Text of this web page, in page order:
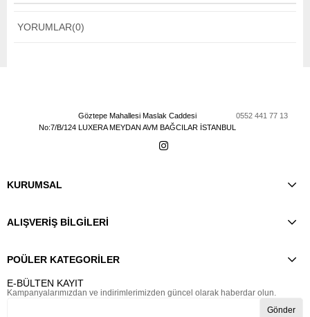
YORUMLAR(0)
Göztepe Mahallesi Maslak Caddesi
No:7/B/124 LUXERA MEYDAN AVM BAĞCILAR İSTANBUL
0552 441 77 13
KURUMSAL
ALIŞVERİŞ BİLGİLERİ
POÜLER KATEGORİLER
E-BÜLTEN KAYIT
Kampanyalarımızdan ve indirimlerimizden güncel olarak haberdar olun.
Gönder